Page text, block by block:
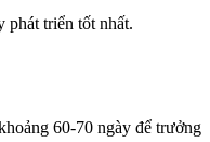
phát triển tốt nhất.
60-70 ngày để trưởng